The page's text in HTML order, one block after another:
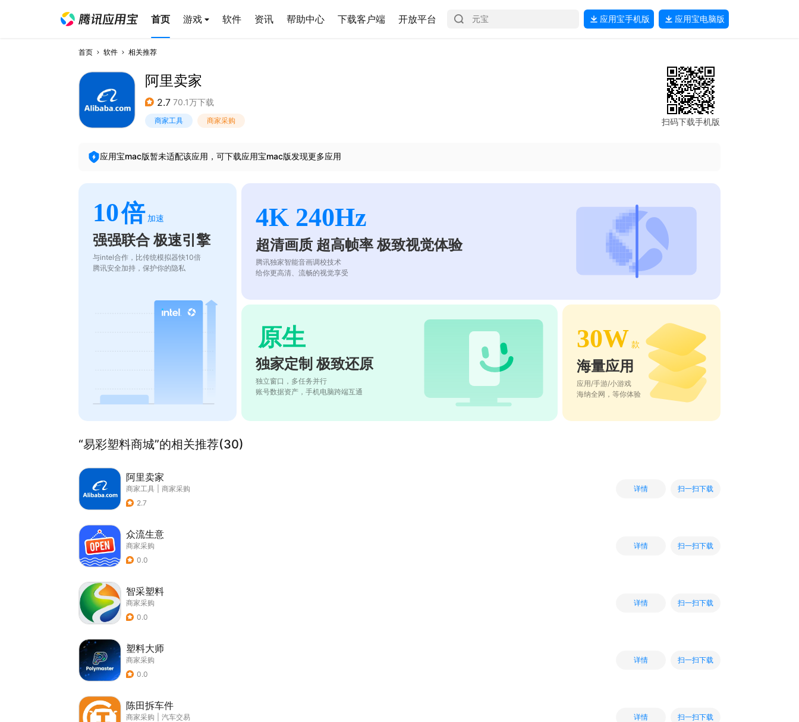
首页 游戏 软件 资讯 帮助中心 下载客户端 开放平台 应用宝手机版 应用宝电脑版
首页 软件 相关推荐
阿里卖家
2.7 70.1万下载
商家工具 商家采购 扫码下载手机版
应用宝mac版暂未适配该应用，可下载应用宝mac版发现更多应用
10倍 加速
强强联合 极速引擎
与intel合作，比传统模拟器快10倍
腾讯安全加持，保护你的隐私
4K 240Hz
超清画质 超高帧率 极致视觉体验
腾讯独家智能音画调校技术
给你更高清、流畅的视觉享受
原生
独家定制 极致还原
独立窗口，多任务并行
账号数据资产，手机电脑跨端互通
30W 款
海量应用
应用/手游/小游戏
海纳全网，等你体验
“易彩塑料商城”的相关推荐(30)
阿里卖家
商家工具
商家采购
2.7
详情 扫一扫下载
众流生意
商家采购
0.0
详情 扫一扫下载
智采塑料
商家采购
0.0
详情 扫一扫下载
塑料大师
商家采购
0.0
详情 扫一扫下载
陈田拆车件
商家采购
汽车交易
详情 扫一扫下载